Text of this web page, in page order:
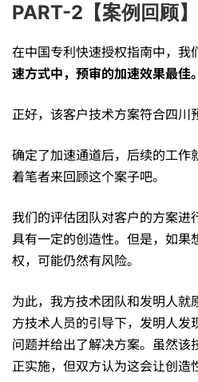
申
请
66
天
授
权
——
PART-2【案例回顾】
在中国专利快速授权指南中，我
速方式中，预审的加速效果最佳。
正好，该客户技术方案符合四川
确定了加速通道后，后续的工作
着笔者来回顾这个案子吧。
我们的评估团队对客户的方案进
具有一定的创造性。但是，如果
权，可能仍然有风险。
为此，我方技术团队和发明人
方技术人员的引导下，发明人
问题并给出了解决方案。虽然该
正实施，但双方认为这会让创造